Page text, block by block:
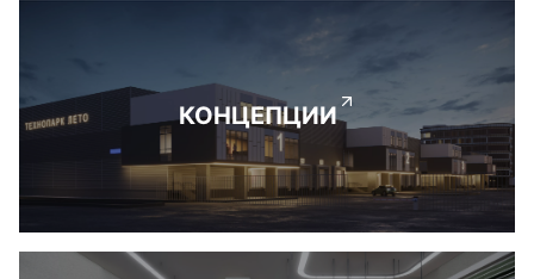
КОНЦЕПЦИИ